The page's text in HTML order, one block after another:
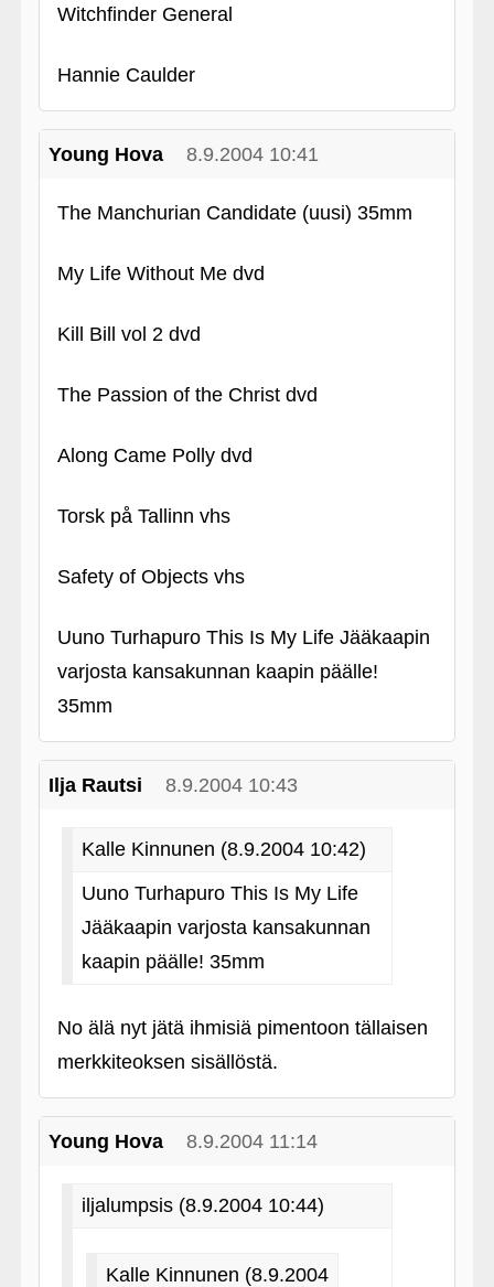
Witchfinder General
Hannie Caulder
Young Hova 8.9.2004 10:41
The Manchurian Candidate (uusi) 35mm
My Life Without Me dvd
Kill Bill vol 2 dvd
The Passion of the Christ dvd
Along Came Polly dvd
Torsk på Tallinn vhs
Safety of Objects vhs
Uuno Turhapuro This Is My Life Jääkaapin
varjosta kansakunnan kaapin päälle!
35mm
Ilja Rautsi 8.9.2004 10:43
Kalle Kinnunen (8.9.2004 10:42)
Uuno Turhapuro This Is My Life
Jääkaapin varjosta kansakunnan
kaapin päälle! 35mm
No älä nyt jätä ihmisiä pimentoon tällaisen
merkkiteoksen sisällöstä.
Young Hova 8.9.2004 11:14
iljalumpsis (8.9.2004 10:44)
Kalle Kinnunen (8.9.2004